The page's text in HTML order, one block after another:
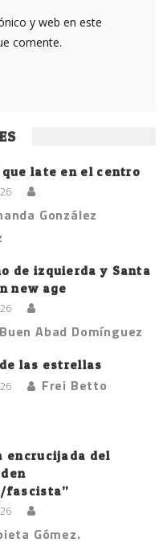
y web en este
comente.
que late en el centro
González
de izquierda y Santa
new age
Abad Domínguez
las estrellas
Frei Betto
encrucijada del
fascista”
Gómez.